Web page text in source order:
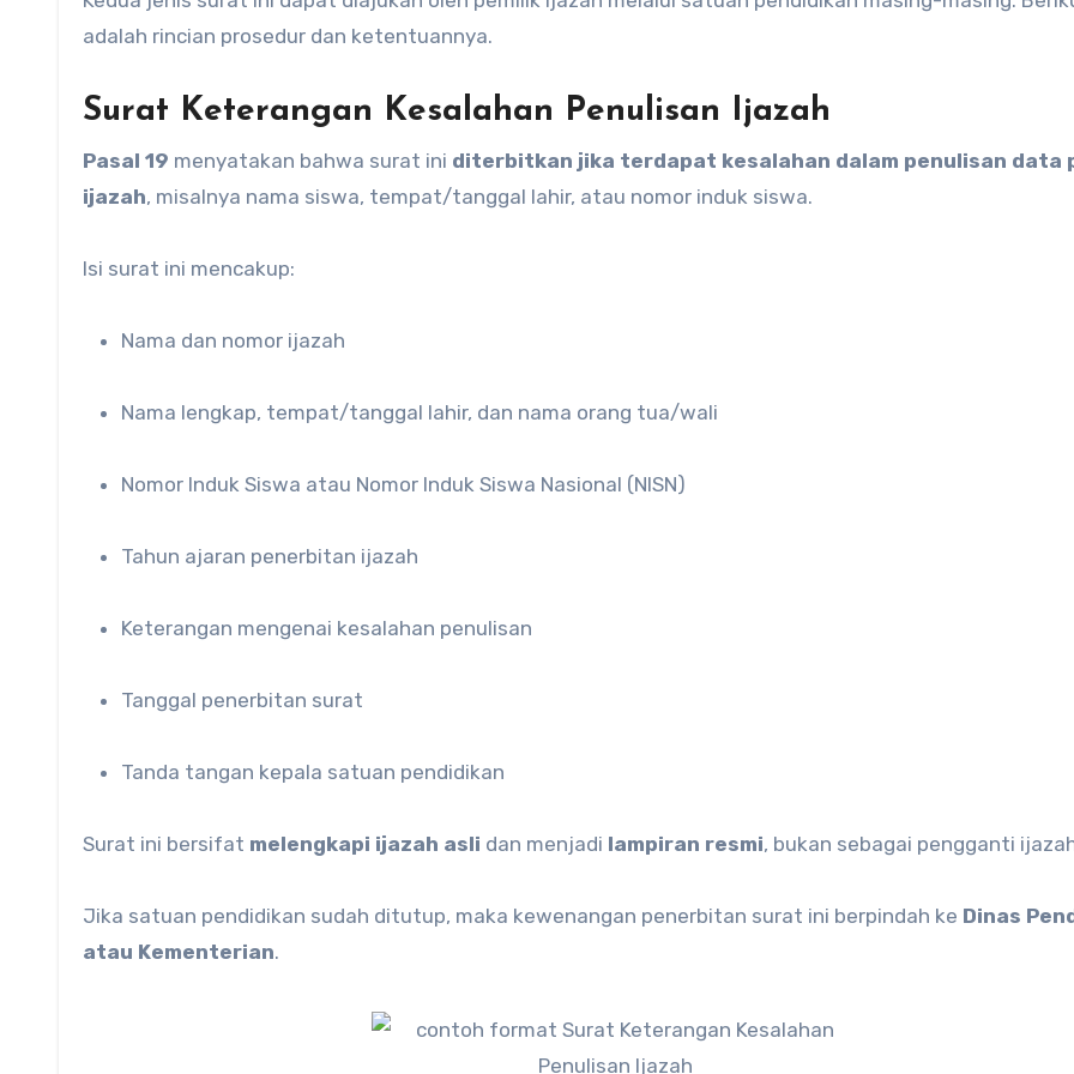
adalah rincian prosedur dan ketentuannya.
Surat Keterangan Kesalahan Penulisan Ijazah
Pasal 19 menyatakan bahwa surat ini diterbitkan jika terdapat kesalahan dalam penulisan data
ijazah, misalnya nama siswa, tempat/tanggal lahir, atau nomor induk siswa.
Isi surat ini mencakup:
Nama dan nomor ijazah
Nama lengkap, tempat/tanggal lahir, dan nama orang tua/wali
Nomor Induk Siswa atau Nomor Induk Siswa Nasional (NISN)
Tahun ajaran penerbitan ijazah
Keterangan mengenai kesalahan penulisan
Tanggal penerbitan surat
Tanda tangan kepala satuan pendidikan
Surat ini bersifat melengkapi ijazah asli dan menjadi lampiran resmi, bukan sebagai pengganti
Jika satuan pendidikan sudah ditutup, maka kewenangan penerbitan surat ini berpindah ke Dinas
atau Kementerian.